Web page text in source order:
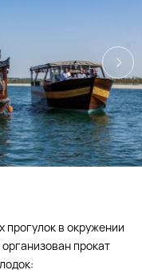
в окружении
прокат